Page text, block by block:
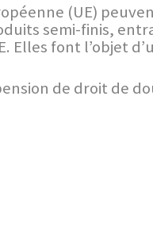
(UE)
semi-finis,
Elles font l’objet
de droit de